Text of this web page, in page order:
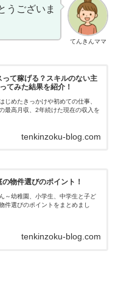
てんきんママ
うございま
って稼げる？スキルのない主
てみた結果を紹介！
じめたきっかけや初めての仕事、
最高月収、2年続けた現在の収入を
tenkinzoku-blog.com
物件選びのポイント！
～幼稚園、小学生、中学生と子ど
件選びのポイントをまとめまし
tenkinzoku-blog.com